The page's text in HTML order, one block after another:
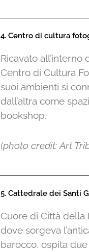
4. Centro di cultura
Ricavato
Centro di Cultura
suoi ambienti si
dall’altra come
bookshop.
(photo credit: Art
5. Cattedrale dei Santi
Cuore di Città della
dove sorgeva
barocco, ospita due